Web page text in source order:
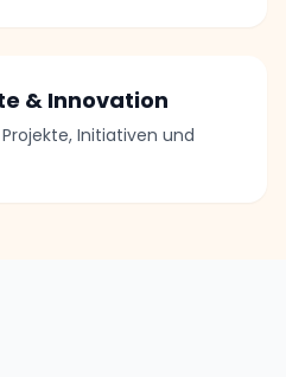
& Innovation
Initiativen und